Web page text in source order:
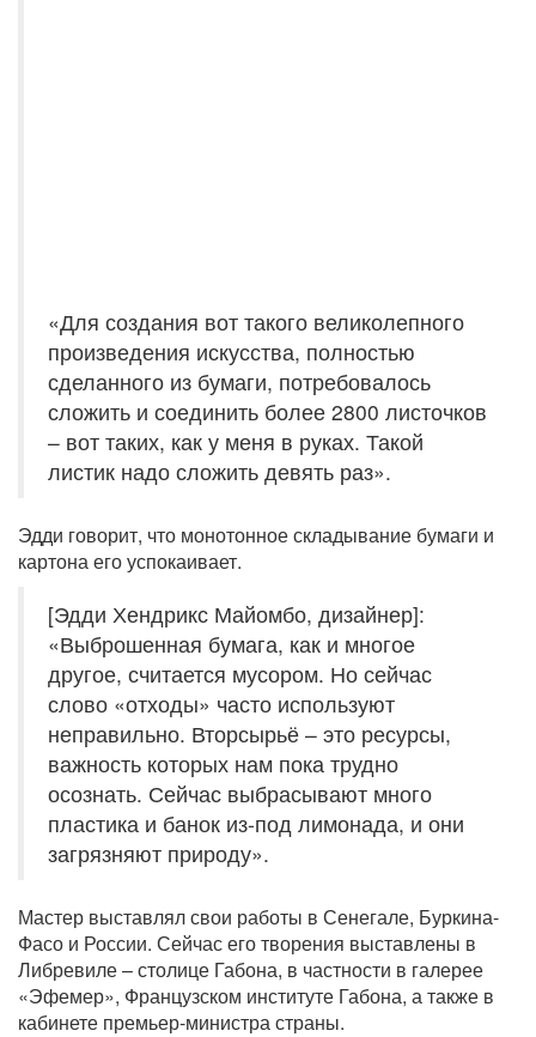
«Для создания вот такого великолепного
произведения искусства, полностью
сделанного из бумаги, потребовалось
сложить и соединить более 2800 листочков
– вот таких, как у меня в руках. Такой
листик надо сложить девять раз».
Эдди говорит, что монотонное складывание бумаги и
картона его успокаивает.
[Эдди Хендрикс Майомбо, дизайнер]:
«Выброшенная бумага, как и многое
другое, считается мусором. Но сейчас
слово «отходы» часто используют
неправильно. Вторсырьё – это ресурсы,
важность которых нам пока трудно
осознать. Сейчас выбрасывают много
пластика и банок из-под лимонада, и они
загрязняют природу».
Мастер выставлял свои работы в Сенегале, Буркина-
Фасо и России. Сейчас его творения выставлены в
Либревиле – столице Габона, в частности в галерее
«Эфемер», Французском институте Габона, а также в
кабинете премьер-министра страны.